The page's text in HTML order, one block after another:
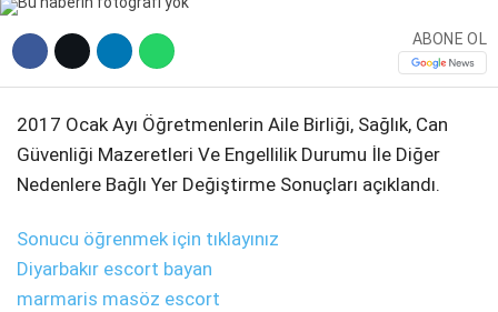
ABONE OL
2017 Ocak Ayı Öğretmenlerin Aile Birliği, Sağlık, Can
Güvenliği Mazeretleri Ve Engellilik Durumu İle Diğer
Nedenlere Bağlı Yer Değiştirme Sonuçları açıklandı.
Sonucu öğrenmek için tıklayınız
Diyarbakır escort bayan
marmaris masöz escort